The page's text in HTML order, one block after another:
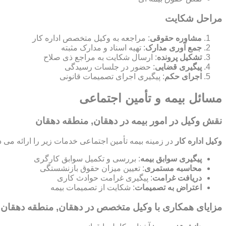
مراحل شکایت
مشاوره حقوقی: مراجعه به وکیل متخصص اداره کار
جمع آوری مدارک: تهیه اسناد و مدارک مثبته
تشکیل پرونده: ارسال شکایت به مراجع ذی صلاح
پیگیری قضایی: حضور در جلسات رسیدگی
اجرای حکم: پیگیری اجرای تصمیمات قانونی
مسائل بیمه و تأمین اجتماعی
نقش وکیل در امور بیمه در دهقان, منطقه دهقان
وکیل اداره کار در زمینه بیمه تأمین اجتماعی خدمات زیر را ارائه می
پیگیری سوابق بیمه: بررسی و تکمیل سوابق کارگری
محاسبه مستمری: تعیین میزان حقوق بازنشستگی
دریافت غرامت: پیگیری غرامت حوادث کاری
اعتراض به تصمیمات: شکایت از تصمیمات بیمه
مزایای همکاری با وکیل متخصص در دهقان, منطقه دهقان